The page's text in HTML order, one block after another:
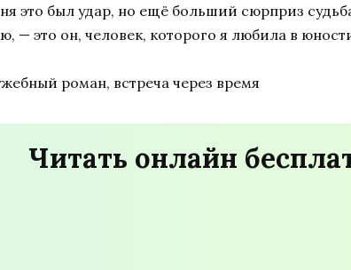
это был удар, но ещё больший сюрприз
— это он, человек, которого я любила в
роман, встреча через время
Читать онлайн